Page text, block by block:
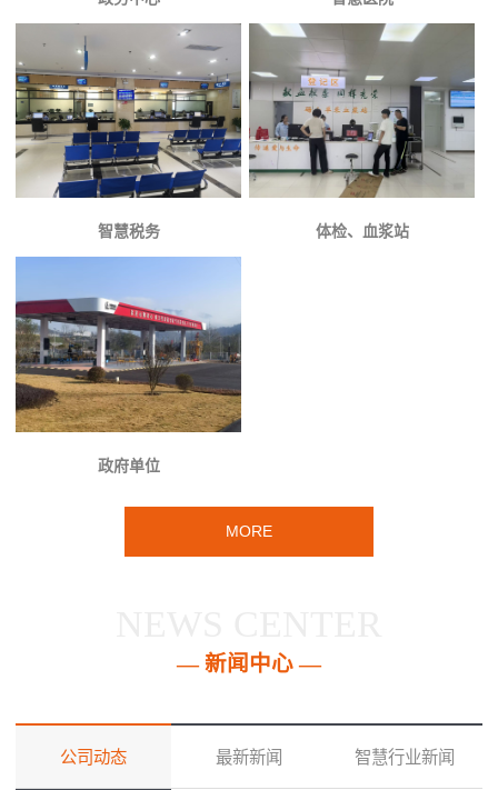
智慧税务 体检、血浆站
政府单位
MORE
— 新闻中心 —
公司动态 最新新闻 智慧行业新闻